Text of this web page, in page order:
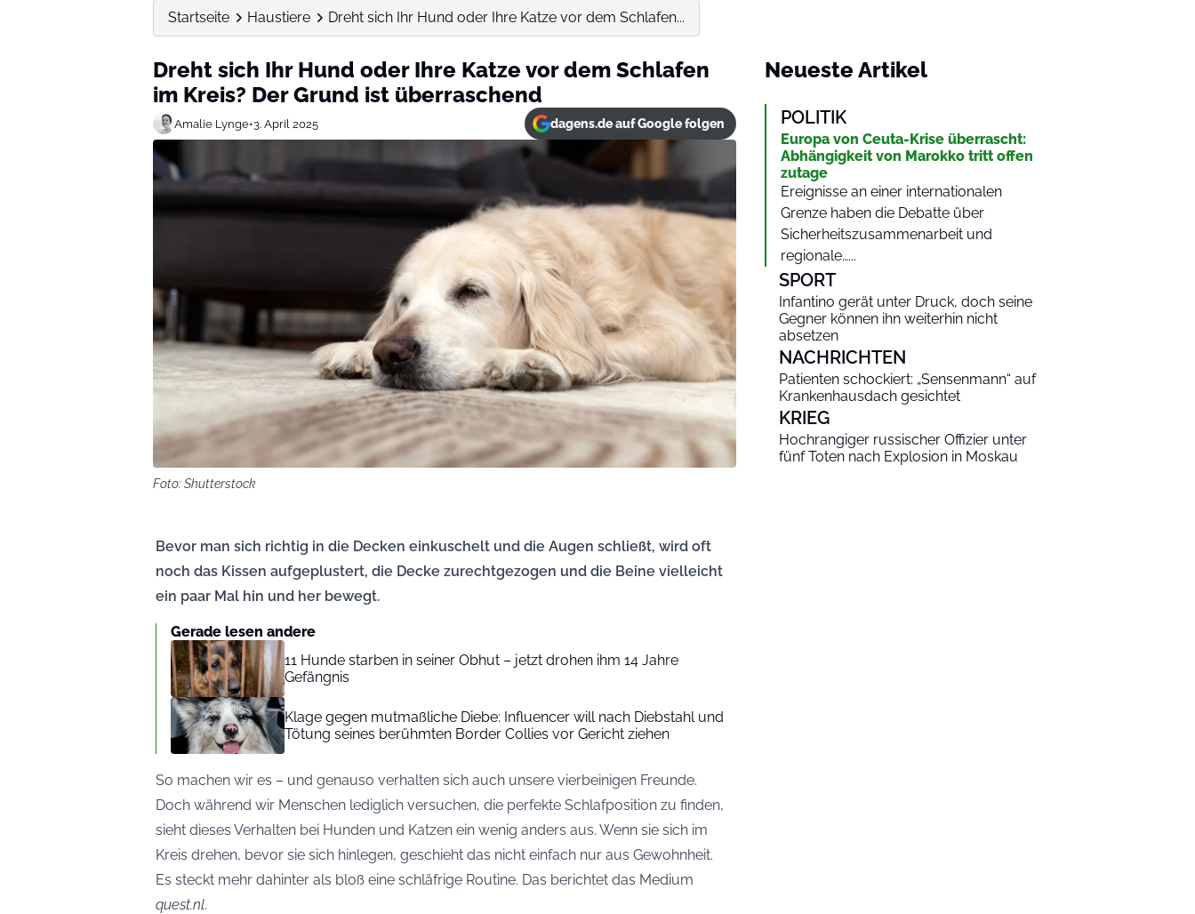
Startseite Haustiere Dreht sich Ihr Hund oder Ihre Katze vor dem Schlafen...
Dreht sich Ihr Hund oder Ihre Katze vor dem Schlafen
im Kreis? Der Grund ist überraschend
Amalie Lynge•3. April 2025 dagens.de auf Google folgen
Foto: Shutterstock
Bevor man sich richtig in die Decken einkuschelt und die Augen schließt, wird oft
noch das Kissen aufgeplustert, die Decke zurechtgezogen und die Beine vielleicht
ein paar Mal hin und her bewegt.
Gerade lesen andere
11 Hunde starben in seiner Obhut – jetzt drohen ihm 14 Jahre
Gefängnis
Klage gegen mutmaßliche Diebe: Influencer will nach Diebstahl und
Tötung seines berühmten Border Collies vor Gericht ziehen
So machen wir es – und genauso verhalten sich auch unsere vierbeinigen Freunde.
Doch während wir Menschen lediglich versuchen, die perfekte Schlafposition zu finden,
sieht dieses Verhalten bei Hunden und Katzen ein wenig anders aus. Wenn sie sich im
Kreis drehen, bevor sie sich hinlegen, geschieht das nicht einfach nur aus Gewohnheit.
Es steckt mehr dahinter als bloß eine schläfrige Routine. Das berichtet das Medium
quest.nl.
Neueste Artikel
POLITIK
Europa von Ceuta-Krise überrascht:
Abhängigkeit von Marokko tritt offen
zutage
Ereignisse an einer internationalen
Grenze haben die Debatte über
Sicherheitszusammenarbeit und
regionale…...
SPORT
Infantino gerät unter Druck, doch seine
Gegner können ihn weiterhin nicht
absetzen
NACHRICHTEN
Patienten schockiert: „Sensenmann“ auf
Krankenhausdach gesichtet
KRIEG
Hochrangiger russischer Offizier unter
fünf Toten nach Explosion in Moskau